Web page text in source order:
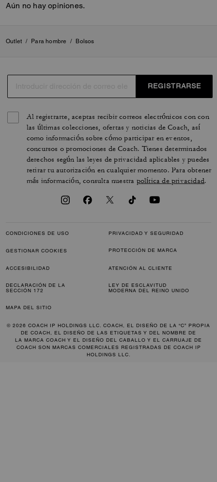
Aún no hay opiniones.
Outlet / Para hombre / Bolsos
REGISTRARSE
Al registrarte, aceptas recibir correos electrónicos con con
las últimas colecciones, ofertas y noticias de Coach, así
como información sobre cómo participar en eventos,
concursos o promociones de Coach. Tienes determinados
derechos según las leyes de privacidad aplicables y puedes
retirar tu autorización en cualquier momento. Para obtener
más información, consulta nuestra política de privacidad.
CONDICIONES DE USO PRIVACIDAD Y SEGURIDAD
GESTIONAR COOKIES PROTECCIÓN DE MARCA
ACCESIBILIDAD ATENCIÓN AL CLIENTE
DECLARACIÓN DE LA
SECCIÓN 172
LEY DE ESCLAVITUD
MODERNA DEL REINO UNIDO
MAPA DEL SITIO
© 2026 COACH IP HOLDINGS LLC. COACH, EL DISEÑO DE LA “C” PROPIA
DE COACH, EL DISEÑO DE LAS ETIQUETAS Y DEL NOMBRE DE
LA MARCA COACH Y EL DISEÑO DEL CABALLO Y EL CARRUAJE DE
COACH SON MARCAS COMERCIALES REGISTRADAS DE COACH IP
HOLDINGS LLC.